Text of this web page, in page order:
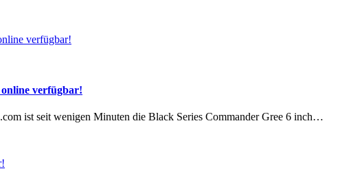
verfügbar!
ist seit wenigen Minuten die Black Series Commander Gree 6 inch…